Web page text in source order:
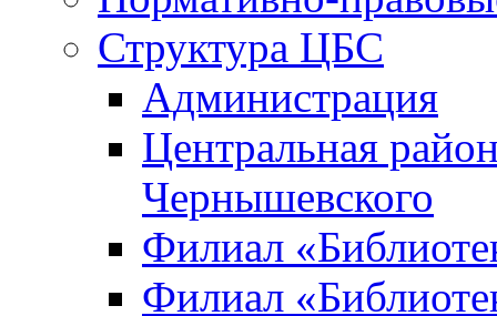
Структура ЦБС
Администрация
Центральная
Чернышевского
Филиал
Филиал